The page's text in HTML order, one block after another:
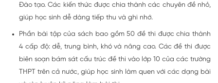
Đào tạo. Các kiến thức được chia thành các chuyên đề nhỏ,
giúp học sinh dễ dàng tiếp thu và ghi nhớ.
Phần bài tập của sách bao gồm 50 đề thi được chia thành
4 cấp độ: dễ, trung bình, khó và nâng cao. Các đề thi được
biên soạn bám sát cấu trúc đề thi vào lớp 10 của các trường
THPT trên cả nước, giúp học sinh làm quen với các dạng bài